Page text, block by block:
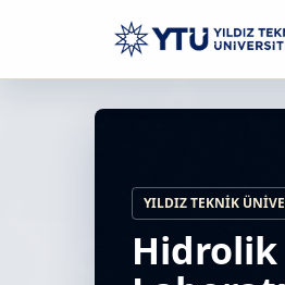
YILDIZ TEKNIK
Hidrolik